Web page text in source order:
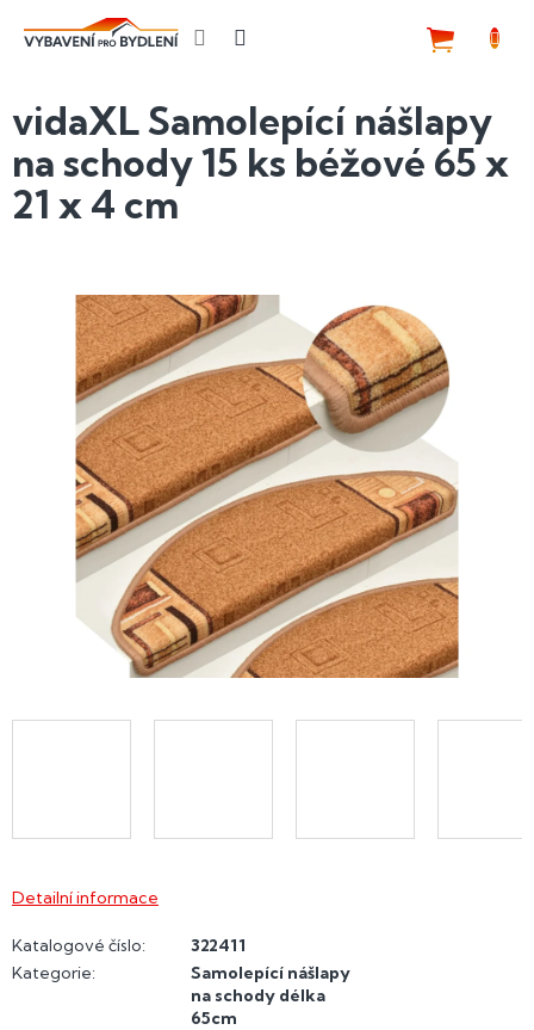
vidaXL Samolepící nášlapy
na schody 15 ks béžové 65 x
21 x 4 cm
Detailní informace
Katalogové číslo:
322411
Kategorie:
Samolepící nášlapy
na schody délka
65cm